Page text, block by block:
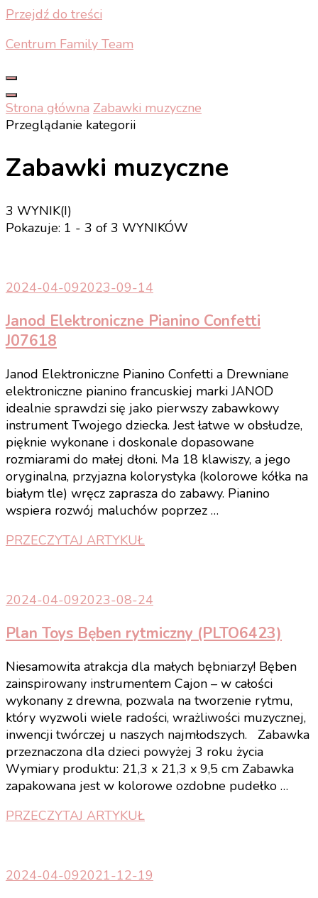
Przejdź do treści
Centrum Family Team
Strona główna Zabawki muzyczne
Przeglądanie kategorii
Zabawki muzyczne
3 WYNIK(I)
Pokazuje: 1 - 3 of 3 WYNIKÓW
2024-04-092023-09-14
Janod Elektroniczne Pianino Confetti
J07618
Janod Elektroniczne Pianino Confetti a Drewniane
elektroniczne pianino francuskiej marki JANOD
idealnie sprawdzi się jako pierwszy zabawkowy
instrument Twojego dziecka. Jest łatwe w obsłudze,
pięknie wykonane i doskonale dopasowane
rozmiarami do małej dłoni. Ma 18 klawiszy, a jego
oryginalna, przyjazna kolorystyka (kolorowe kółka na
białym tle) wręcz zaprasza do zabawy. Pianino
wspiera rozwój maluchów poprzez …
PRZECZYTAJ ARTYKUŁ
2024-04-092023-08-24
Plan Toys Bęben rytmiczny (PLTO6423)
Niesamowita atrakcja dla małych bębniarzy! Bęben
zainspirowany instrumentem Cajon – w całości
wykonany z drewna, pozwala na tworzenie rytmu,
który wyzwoli wiele radości, wrażliwości muzycznej,
inwencji twórczej u naszych najmłodszych. Zabawka
przeznaczona dla dzieci powyżej 3 roku życia
Wymiary produktu: 21,3 x 21,3 x 9,5 cm Zabawka
zapakowana jest w kolorowe ozdobne pudełko …
PRZECZYTAJ ARTYKUŁ
2024-04-092021-12-19